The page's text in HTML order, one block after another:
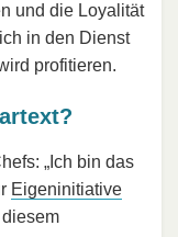
und die Loyalität
in den Dienst
profitieren.
„Ich bin das
Eigeninitiative